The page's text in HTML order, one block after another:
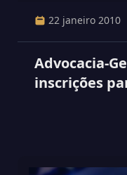
22 janeiro 2010
Advocacia-
inscrições